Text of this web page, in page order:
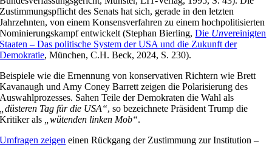
Zustimmungspflicht des Senats hat sich, gerade in den letzten
Jahrzehnten, von einem Konsensverfahren zu einem hochpolitisierten
Nominierungskampf entwickelt (Stephan Bierling,Die Unvereinigten
Staaten – Das politische System der USA und die Zukunft der
Demokratie, München, C.H. Beck, 2024, S. 230).
Beispiele wie die Ernennung von konservativen Richtern wie Brett
Kavanaugh und Amy Coney Barrett zeigen die Polarisierung des
Auswahlprozesses. Sahen Teile der Demokraten die Wahl als
„düsteren Tag für die USA“, so bezeichnete Präsident Trump die
Kritiker als „wütenden linken Mob“.
Umfragen zeigen einen Rückgang der Zustimmung zur Institution –